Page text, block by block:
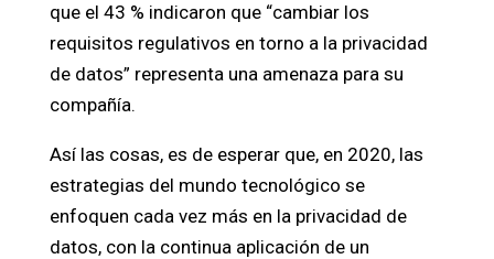
que el 43 % indicaron que “cambiar los
requisitos regulativos en torno a la privacidad
de datos” representa una amenaza para su
compañía.
Así las cosas, es de esperar que, en 2020, las
estrategias del mundo tecnológico se
enfoquen cada vez más en la privacidad de
datos, con la continua aplicación de un